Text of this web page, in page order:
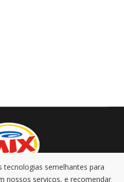
semelhantes para
nossos serviços, e recomendar